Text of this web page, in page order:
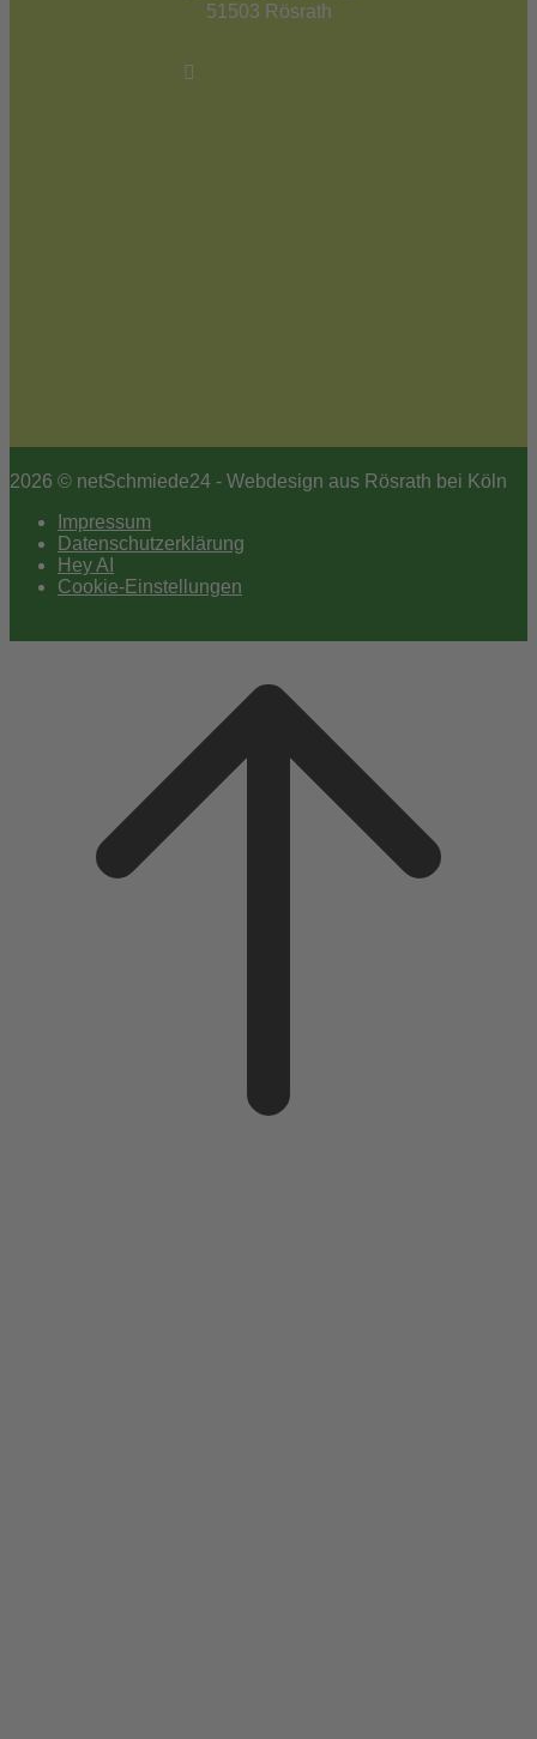
51503 Rösrath
2026 © netSchmiede24 - Webdesign aus Rösrath bei Köln
Impressum
Datenschutzerklärung
Hey AI
Cookie-Einstellungen